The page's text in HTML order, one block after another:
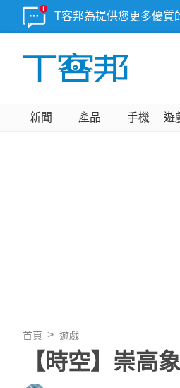
T客邦為提供您更多優質
新聞 產品 手機 遊
首頁 遊戲
【時空】崇高